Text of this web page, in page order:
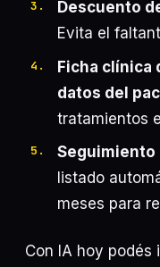
Descuento
Evita el
Ficha clínica
datos del
tratamientos
listado
meses para
Con IA hoy podés